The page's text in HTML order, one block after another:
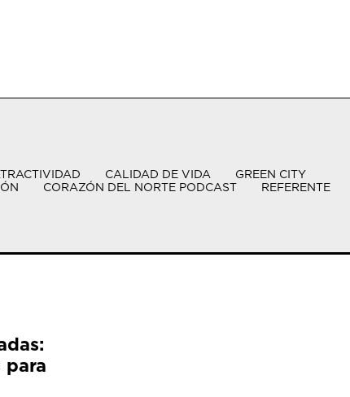
CALIDAD DE VIDA
GREEN CITY
CORAZÓN DEL NORTE PODCAST REFERENTE